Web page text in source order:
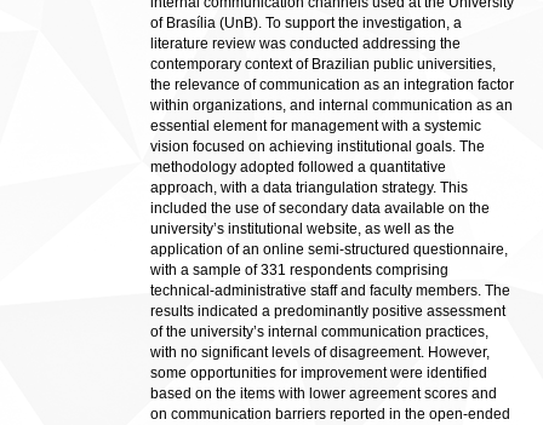
of Brasília (UnB). To support the investigation, a
literature review was conducted addressing the
contemporary context of Brazilian public universities,
the relevance of communication as an integration factor
within organizations, and internal communication as an
essential element for management with a systemic
vision focused on achieving institutional goals. The
methodology adopted followed a quantitative
approach, with a data triangulation strategy. This
included the use of secondary data available on the
university’s institutional website, as well as the
application of an online semi-structured questionnaire,
with a sample of 331 respondents comprising
technical-administrative staff and faculty members. The
results indicated a predominantly positive assessment
of the university’s internal communication practices,
with no significant levels of disagreement. However,
some opportunities for improvement were identified
based on the items with lower agreement scores and
on communication barriers reported in the open-ended